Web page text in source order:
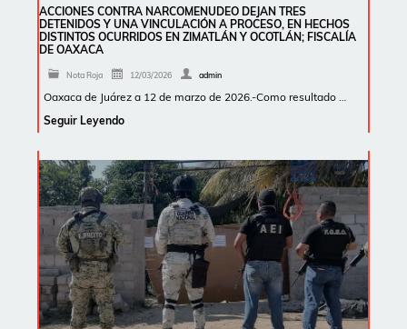
ACCIONES CONTRA NARCOMENUDEO DEJAN TRES
DETENIDOS Y UNA VINCULACIÓN A PROCESO, EN HECHOS
DISTINTOS OCURRIDOS EN ZIMATLÁN Y OCOTLÁN; FISCALÍA
DE OAXACA
Nota Roja 12/03/2026 admin
Oaxaca de Juárez a 12 de marzo de 2026.-Como resultado …
Seguir Leyendo